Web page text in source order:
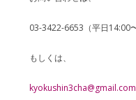
03-3422-6653（平日14:00
もしくは、
kyokushin3cha@gmail.com